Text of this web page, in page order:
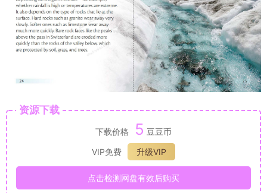
资源下载
下载价格 5 豆豆币
VIP免费
升级VIP
点击检测网盘有效后购买